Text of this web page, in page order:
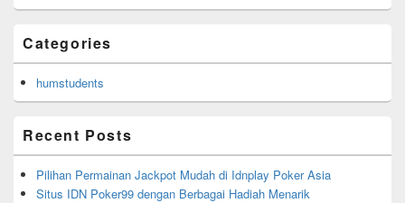
Categories
humstudents
Recent Posts
Pilihan Permainan Jackpot Mudah di Idnplay Poker Asia
Situs IDN Poker99 dengan Berbagai Hadiah Menarik